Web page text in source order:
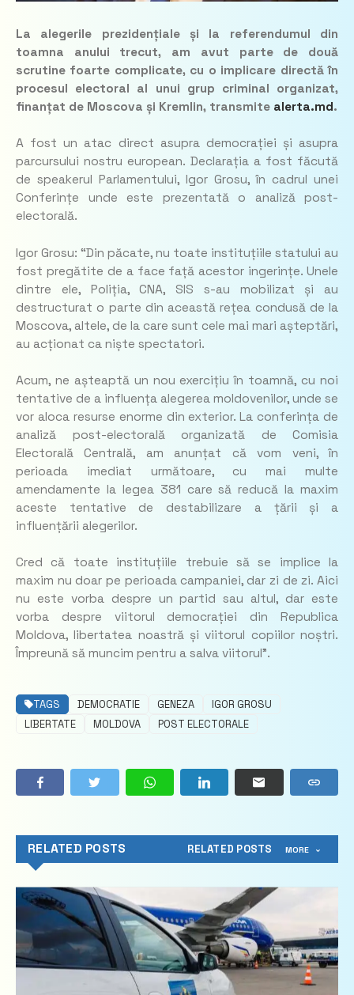
La alegerile prezidențiale și la referendumul din
toamna anului trecut, am avut parte de două
scrutine foarte complicate, cu o implicare directă în
procesul electoral al unui grup criminal organizat,
finanțat de Moscova și Kremlin, transmite alerta.md.
A fost un atac direct asupra democrației și asupra
parcursului nostru european. Declarația a fost făcută
de speakerul Parlamentului, Igor Grosu, în cadrul unei
Conferințe unde este prezentată o analiză post-
electorală.
Igor Grosu: “Din păcate, nu toate instituțiile statului au
fost pregătite de a face față acestor ingerințe. Unele
dintre ele, Poliția, CNA, SIS s-au mobilizat și au
destructurat o parte din această rețea condusă de la
Moscova, altele, de la care sunt cele mai mari așteptări,
au acționat ca niște spectatori.
Acum, ne așteaptă un nou exercițiu în toamnă, cu noi
tentative de a influența alegerea moldovenilor, unde se
vor aloca resurse enorme din exterior. La conferința de
analiză post-electorală organizată de Comisia
Electorală Centrală, am anunțat că vom veni, în
perioada imediat următoare, cu mai multe
amendamente la legea 381 care să reducă la maxim
aceste tentative de destabilizare a țării și a
influențării alegerilor.
Cred că toate instituțiile trebuie să se implice la
maxim nu doar pe perioada campaniei, dar zi de zi. Aici
nu este vorba despre un partid sau altul, dar este
vorba despre viitorul democrației din Republica
Moldova, libertatea noastră și viitorul copiilor noștri.
Împreună să muncim pentru a salva viitorul”.
TAGS DEMOCRATIE GENEZA
IGOR GROSU
LIBERTATE
MOLDOVA POST ELECTORALE
RELATED POSTS RELATED POSTS MORE